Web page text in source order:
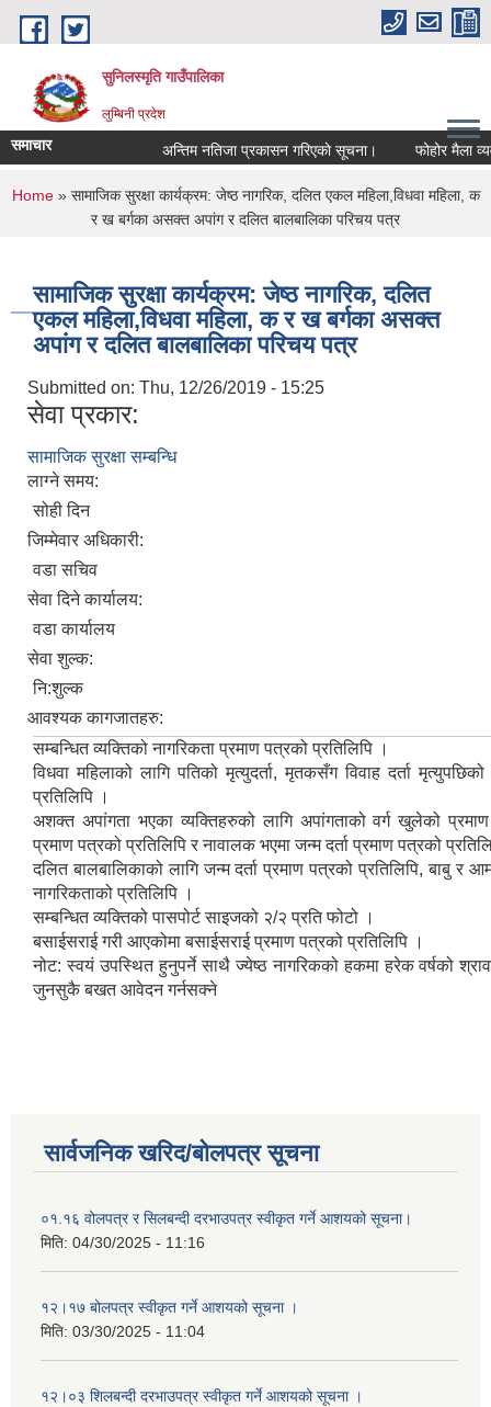
Skip to main content
सुनिलस्मृति गाउँपालिका
लुम्बिनी प्रदेश
समाचार अन्तिम नतिजा प्रकासन गरिएकाे सूचना। फोहोर मैला
You are here
Home» सामाजिक सुरक्षा कार्यक्रम: जेष्ठ नागरिक, दलित एकल महिला,विधवा महिला, क
र ख बर्गका असक्त अपांग र दलित बालबालिका परिचय पत्र
सामाजिक सुरक्षा कार्यक्रम: जेष्ठ नागरिक, दलित
एकल महिला,विधवा महिला, क र ख बर्गका असक्त
अपांग र दलित बालबालिका परिचय पत्र
Submitted on: Thu, 12/26/2019 - 15:25
सेवा प्रकार:
सामाजिक सुरक्षा सम्बन्धि
लाग्ने समय:
सोही दिन
जिम्मेवार अधिकारी:
वडा सचिव
सेवा दिने कार्यालय:
वडा कार्यालय
सेवा शुल्क:
नि:शुल्क
आवश्यक कागजातहरु:
सम्बन्धित व्यक्तिको नागरिकता प्रमाण पत्रको प्रतिलिपि ।
विधवा महिलाको लागि पतिको मृत्युदर्ता, मृतकसँग विवाह दर्ता
प्रतिलिपि ।
अशक्त अपांगता भएका व्यक्तिहरुको लागि अपांगताको वर्ग खुलेको प्रमाण
प्रमाण पत्रको प्रतिलिपि र नावालक भएमा जन्म दर्ता प्रमाण पत्रको
दलित बालबालिकाको लागि जन्म दर्ता प्रमाण पत्रको प्रतिलिपि, बाबु र
नागरिकताको प्रतिलिपि ।
सम्बन्धित व्यक्तिको पासपोर्ट साइजको २/२ प्रति फोटो ।
बसाईसराई गरी आएकोमा बसाईसराई प्रमाण पत्रको प्रतिलिपि ।
नोट: स्वयं उपस्थित हुनुपर्ने साथै ज्येष्ठ नागरिकको हकमा हरेक वर्षको
जुनसुकै बखत आवेदन गर्नसक्ने
सार्वजनिक खरिद/बोलपत्र सूचना
०१.१६ वोलपत्र र सिलबन्दी दरभाउपत्र स्वीकृत गर्ने आशयको सूचना।
मिति: 04/30/2025 - 11:16
१२।१७ बोलपत्र स्वीकृत गर्ने आशयको सूचना ।
मिति: 03/30/2025 - 11:04
१२।०३ शिलबन्दी दरभाउपत्र स्वीकृत गर्ने आशयको सूचना ।